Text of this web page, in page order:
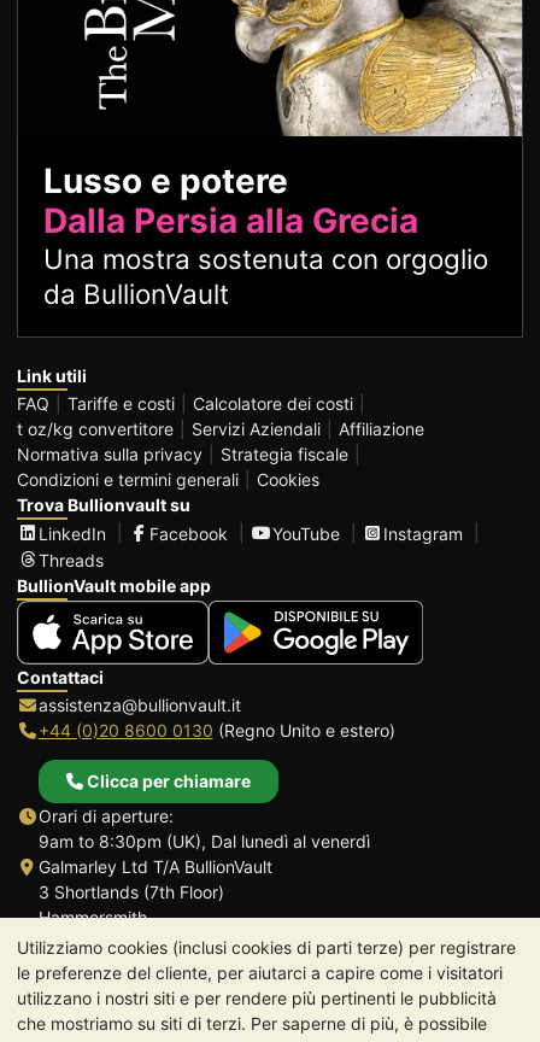
Utilizziamo cookies (inclusi cookies di parti terze) per registrare
le preferenze del cliente, per aiutarci a capire come i visitatori
utilizzano i nostri siti e per rendere più pertinenti le pubblicità
che mostriamo su siti di terzi. Per saperne di più, è possibile
Lusso e potere
Dalla Persia alla Grecia
Una mostra sostenuta con orgoglio
da BullionVault
Link utili
FAQ
Tariffe e costi
Calcolatore dei costi
t oz/kg convertitore
Servizi Aziendali
Affiliazione
Normativa sulla privacy
Strategia fiscale
Condizioni e termini generali
Cookies
Trova Bullionvault su
LinkedIn
Facebook YouTube
Instagram
Threads
BullionVault mobile app
Contattaci
assistenza@bullionvault.it
+44 (0)20 8600 0130 (Regno Unito e estero)
Clicca per chiamare
Orari di aperture:
9am to 8:30pm (UK), Dal lunedì al venerdì
Galmarley Ltd T/A BullionVault
3 Shortlands (7th Floor)
Hammersmith
Londra
W6 8DA
Regno Unito